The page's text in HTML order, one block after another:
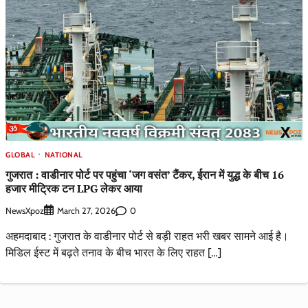
GLOBAL NATIONAL
गुजरात : वाडीनार पोर्ट पर पहुंचा ‘जग वसंत’ टैंकर, ईरान में युद्ध के बीच 16
हजार मीट्रिक टन LPG लेकर आया
NewsXpoz March 27, 2026 0
अहमदाबाद : गुजरात के वाडीनार पोर्ट से बड़ी राहत भरी खबर सामने आई है।
मिडिल ईस्ट में बढ़ते तनाव के बीच भारत के लिए राहत […]